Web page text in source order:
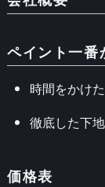
ペイント一番
時間をかけ
徹底した下
価格表